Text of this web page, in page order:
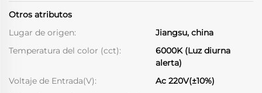
Otros atributos
Lugar de origen:
Jiangsu, china
Temperatura del color (cct):
6000K (Luz diurna
alerta)
Voltaje de Entrada(V):
Ac 220V(±10%)